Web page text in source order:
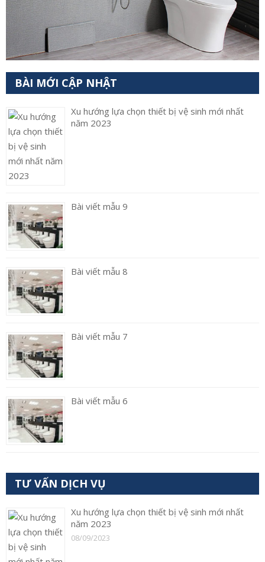
BÀI MỚI CẬP NHẬT
Xu hướng lựa chọn thiết bị vệ sinh mới nhất
năm 2023
Bài viết mẫu 9
Bài viết mẫu 8
Bài viết mẫu 7
Bài viết mẫu 6
TƯ VẤN DỊCH VỤ
Xu hướng lựa chọn thiết bị vệ sinh mới nhất
năm 2023
08/09/2023